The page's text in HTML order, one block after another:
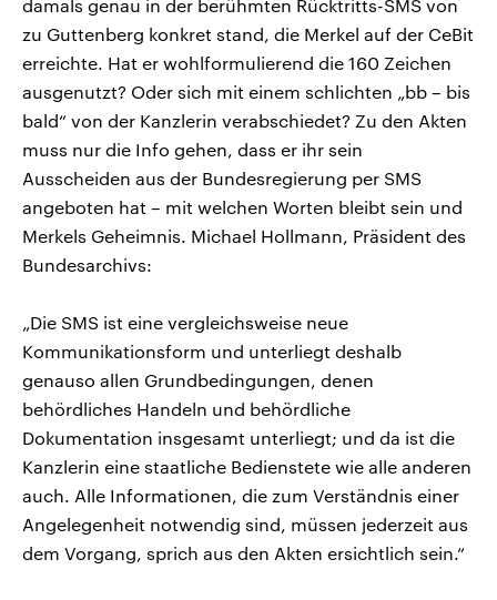
damals genau in der berühmten Rücktritts-SMS von
zu Guttenberg konkret stand, die Merkel auf der CeBit
erreichte. Hat er wohlformulierend die 160 Zeichen
ausgenutzt? Oder sich mit einem schlichten „bb – bis
bald“ von der Kanzlerin verabschiedet? Zu den Akten
muss nur die Info gehen, dass er ihr sein
Ausscheiden aus der Bundesregierung per SMS
angeboten hat – mit welchen Worten bleibt sein und
Merkels Geheimnis. Michael Hollmann, Präsident des
Bundesarchivs:
„Die SMS ist eine vergleichsweise neue
Kommunikationsform und unterliegt deshalb
genauso allen Grundbedingungen, denen
behördliches Handeln und behördliche
Dokumentation insgesamt unterliegt; und da ist die
Kanzlerin eine staatliche Bedienstete wie alle anderen
auch. Alle Informationen, die zum Verständnis einer
Angelegenheit notwendig sind, müssen jederzeit aus
dem Vorgang, sprich aus den Akten ersichtlich sein.“